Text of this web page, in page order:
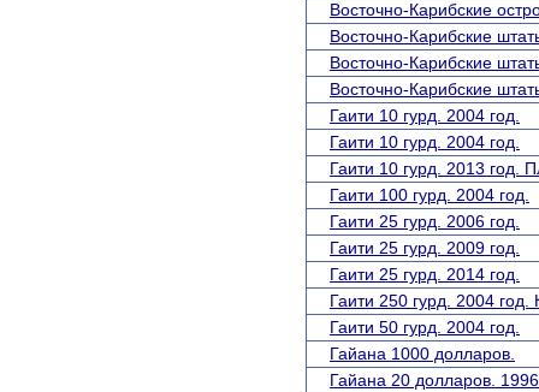
Восточно-Карибские
Восточно-Карибские
Восточно-Карибские
Восточно-Карибские
Гаити 10 гурд. 2004 год.
Гаити 10 гурд. 2004 год.
Гаити 10 гурд. 2013 год.
Гаити 100 гурд. 2004 год.
Гаити 25 гурд. 2006 год.
Гаити 25 гурд. 2009 год.
Гаити 25 гурд. 2014 год.
Гаити 250 гурд. 2004
Гаити 50 гурд. 2004 год.
Гайана 1000 долларов.
Гайана 20 долларов.